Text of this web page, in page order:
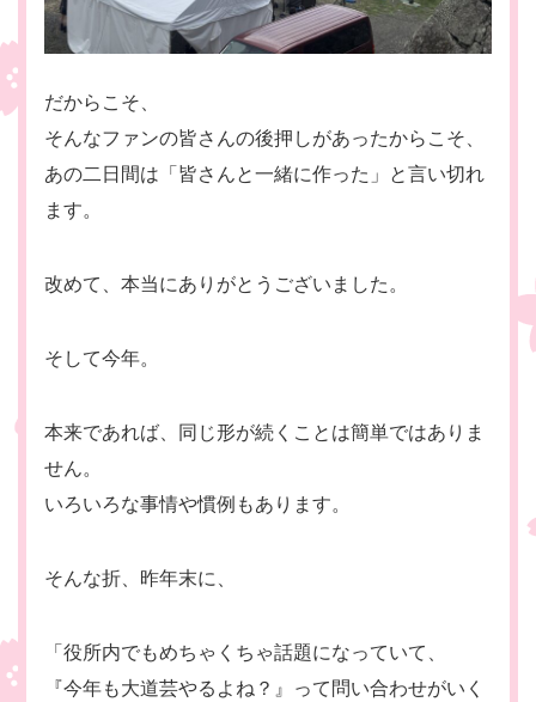
だからこそ、
そんなファンの皆さんの後押しがあったからこそ、
あの二日間は「皆さんと一緒に作った」と言い切れ
ます。
改めて、本当にありがとうございました。
そして今年。
本来であれば、同じ形が続くことは簡単ではありま
せん。
いろいろな事情や慣例もあります。
そんな折、昨年末に、
「役所内でもめちゃくちゃ話題になっていて、
『今年も大道芸やるよね？』って問い合わせがいく